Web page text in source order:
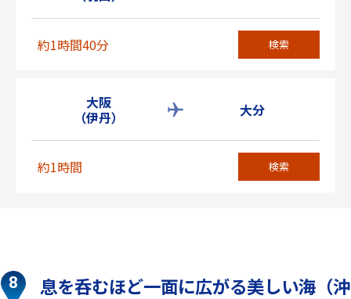
約1時間40分 検索
大阪
（伊丹）
大分
約1時間 検索
息を呑むほど一面に広がる美しい海（沖